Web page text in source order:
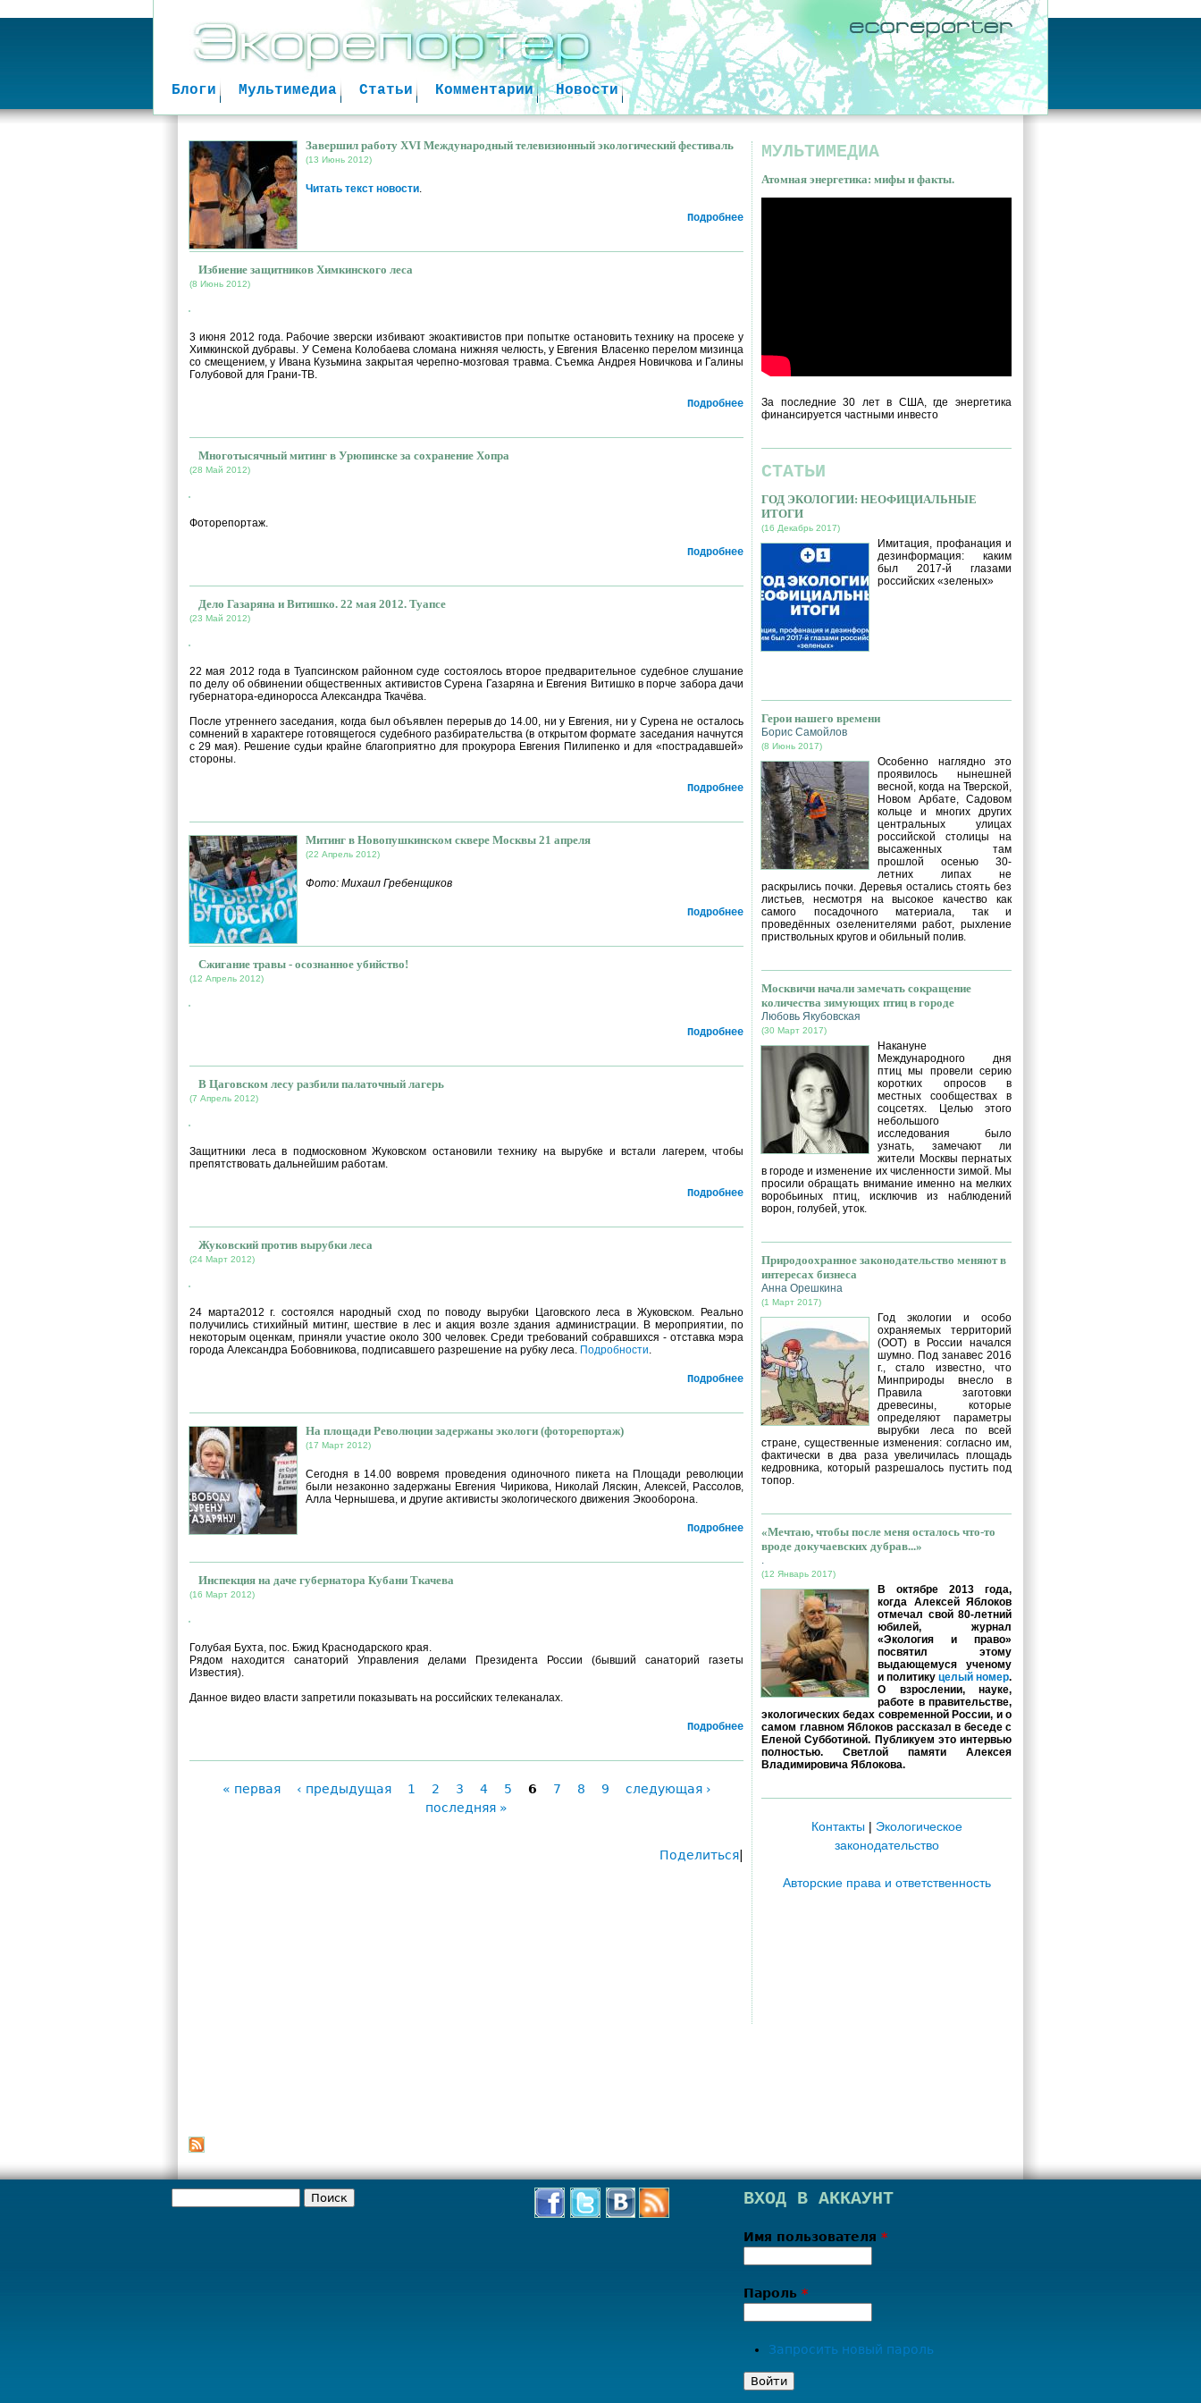
Jump to navigation
Новости
Комментарии
Статьи
Мультимедиа
Блоги
Завершил работу XVI Международный телевизионный экологический фестиваль
(13 Июнь 2012)
Читать текст новости.
Подробнее
Избиение защитников Химкинского леса
(8 Июнь 2012)
3 июня 2012 года. Рабочие зверски избивают экоактивистов при попытке остановить технику на просеке у
Химкинской дубравы. У Семена Колобаева сломана нижняя челюсть, у Евгения Власенко перелом мизинца
со смещением, у Ивана Кузьмина закрытая черепно-мозговая травма. Съемка Андрея Новичкова и Галины
Голубовой для Грани-ТВ.
Подробнее
Многотысячный митинг в Урюпинске за сохранение Хопра
(28 Май 2012)
Фоторепортаж.
Подробнее
Дело Газаряна и Витишко. 22 мая 2012. Туапсе
(23 Май 2012)
22 мая 2012 года в Туапсинском районном суде состоялось второе предварительное судебное слушание
по делу об обвинении общественных активистов Сурена Газаряна и Евгения Витишко в порче забора дачи
губернатора-единоросса Александра Ткачёва.
После утреннего заседания, когда был объявлен перерыв до 14.00, ни у Евгения, ни у Сурена не осталось
сомнений в характере готовящегося судебного разбирательства (в открытом формате заседания начнутся
с 29 мая). Решение судьи крайне благоприятно для прокурора Евгения Пилипенко и для «пострадавшей»
стороны.
Подробнее
Митинг в Новопушкинском сквере Москвы 21 апреля
(22 Апрель 2012)
Фото: Михаил Гребенщиков
Подробнее
Сжигание травы - осознанное убийство!
(12 Апрель 2012)
Подробнее
В Цаговском лесу разбили палаточный лагерь
(7 Апрель 2012)
Защитники леса в подмосковном Жуковском остановили технику на вырубке и встали лагерем, чтобы
препятствовать дальнейшим работам.
Подробнее
Жуковский против вырубки леса
(24 Март 2012)
24 марта2012 г. состоялся народный сход по поводу вырубки Цаговского леса в Жуковском. Реально
получились стихийный митинг, шествие в лес и акция возле здания администрации. В мероприятии, по
некоторым оценкам, приняли участие около 300 человек. Среди требований собравшихся - отставка мэра
города Александра Бобовникова, подписавшего разрешение на рубку леса. Подробности.
Подробнее
На площади Революции задержаны экологи (фоторепортаж)
(17 Март 2012)
Сегодня в 14.00 вовремя проведения одиночного пикета на Площади революции
были незаконно задержаны Евгения Чирикова, Николай Ляскин, Алексей, Рассолов,
Алла Чернышева, и другие активисты экологического движения Экооборона.
Подробнее
Инспекция на даче губернатора Кубани Ткачева
(16 Март 2012)
Голубая Бухта, пос. Бжид Краснодарского края.
Рядом находится санаторий Управления делами Президента России (бывший санаторий газеты
Известия).
Данное видео власти запретили показывать на российских телеканалах.
Подробнее
Страницы
« первая ‹ предыдущая 1 2 3 4 5 6 7 8 9
следующая ›
последняя »
Поделиться
МУЛЬТИМЕДИА
Атомная энергетика: мифы и факты.
За последние 30 лет в США, где энергетика
финансируется частными инвесто
СТАТЬИ
ГОД ЭКОЛОГИИ: НЕОФИЦИАЛЬНЫЕ
ИТОГИ
(16 Декабрь 2017)
Имитация, профанация и
дезинформация: каким
был 2017-й глазами
российских «зеленых»
Герои нашего времени
Борис Самойлов
(8 Июнь 2017)
Особенно наглядно это
проявилось нынешней
весной, когда на Тверской,
Новом Арбате, Садовом
кольце и многих других
центральных улицах
российской столицы на
высаженных там
прошлой осенью 30-
летних липах не
раскрылись почки. Деревья остались стоять без
листьев, несмотря на высокое качество как
самого посадочного материала, так и
проведённых озеленителями работ, рыхление
приствольных кругов и обильный полив.
Москвичи начали замечать сокращение
количества зимующих птиц в городе
Любовь Якубовская
(30 Март 2017)
Накануне
Международного дня
птиц мы провели серию
коротких опросов в
местных сообществах в
соцсетях. Целью этого
небольшого
исследования было
узнать, замечают ли
жители Москвы пернатых
в городе и изменение их численности зимой. Мы
просили обращать внимание именно на мелких
воробьиных птиц, исключив из наблюдений
ворон, голубей, уток.
Природоохранное законодательство меняют в
интересах бизнеса
Анна Орешкина
(1 Март 2017)
Год экологии и особо
охраняемых территорий
(ООТ) в России начался
шумно. Под занавес 2016
г., стало известно, что
Минприроды внесло в
Правила заготовки
древесины, которые
определяют параметры
вырубки леса по всей
стране, существенные изменения: согласно им,
фактически в два раза увеличилась площадь
кедровника, который разрешалось пустить под
топор.
«Мечтаю, чтобы после меня осталось что-то
вроде докучаевских дубрав...»
.
(12 Январь 2017)
В октябре 2013 года,
когда Алексей Яблоков
отмечал свой 80-летний
юбилей, журнал
«Экология и право»
посвятил этому
выдающемуся ученому
и политику целый номер.
О взрослении, науке,
работе в правительстве,
экологических бедах современной России, и о
самом главном Яблоков рассказал в беседе с
Еленой Субботиной. Публикуем это интервью
полностью. Светлой памяти Алексея
Владимировича Яблокова.
Контакты| Экологическое
законодательство
Авторские права и ответственность
ВХОД В АККАУНТ
Имя пользователя *
Пароль *
Запросить новый пароль